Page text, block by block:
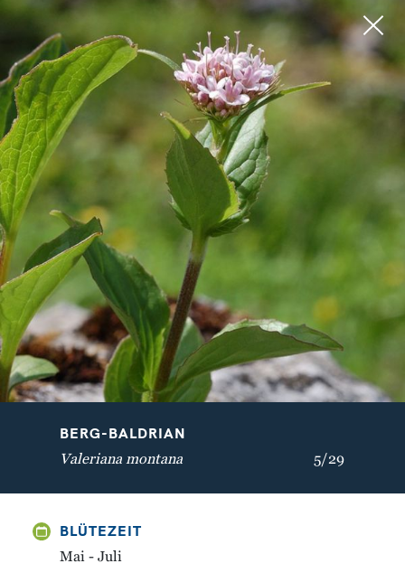
ALPEN-RISPENGRAS BERG-HAUSWURZ
Sempervivum montanum
ALPENHELM
Bartsia alpina
GEMEINE AKELEI
Aquilegia vulgaris
GELBER ENZIAN
BERG-BALDRIAN
Valeriana montana
BLÜTEZEIT
Mai - Juli
5/29